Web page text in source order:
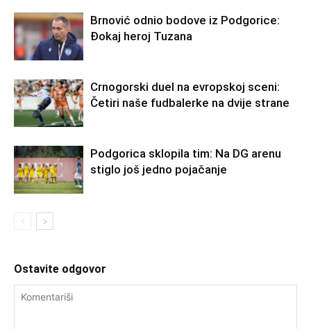
Brnović odnio bodove iz Podgorice:
Đokaj heroj Tuzana
Crnogorski duel na evropskoj sceni:
Četiri naše fudbalerke na dvije strane
Podgorica sklopila tim: Na DG arenu
stiglo još jedno pojačanje
Ostavite odgovor